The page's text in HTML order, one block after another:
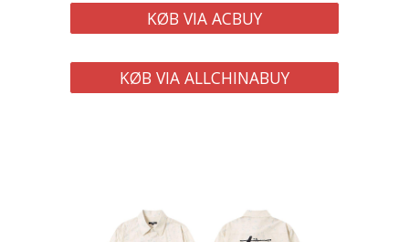
KØB VIA ACBUY
KØB VIA ALLCHINABUY